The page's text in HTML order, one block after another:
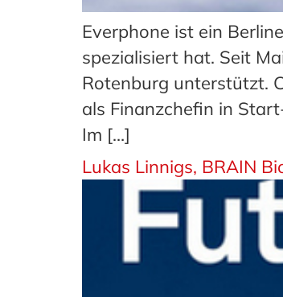
Everphone ist ein
spezialisiert hat. Seit
Rotenburg unterstützt.
als Finanzchefin in
Im […]
Lukas Linnigs, BRAIN